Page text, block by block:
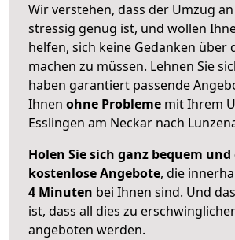
Wir verstehen, dass der Umzug
stressig genug ist, und wollen
helfen, sich keine Gedanken über
machen zu müssen. Lehnen Sie
haben garantiert passende
Ihnen ohne Probleme mit Ihrem
Esslingen am Neckar nach
Holen Sie sich ganz bequem
kostenlose Angebote, die
4 Minuten bei Ihnen sind. Und
ist, dass all dies zu
angeboten werden.